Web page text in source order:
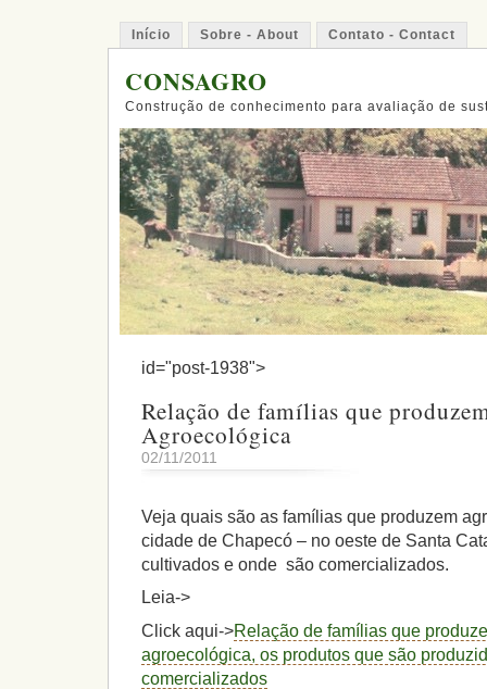
Início Sobre - About Contato - Contact
CONSAGRO
Construção de conhecimento para avaliação de
id="post-1938">
Relação de famílias que
Agroecológica
02/11/2011
Veja quais são as famílias que produzem
cidade de Chapecó – no oeste de Santa
cultivados e onde são comercializados.
Leia->
Click aqui->Relação de famílias que
agroecológica, os produtos que são
comercializados